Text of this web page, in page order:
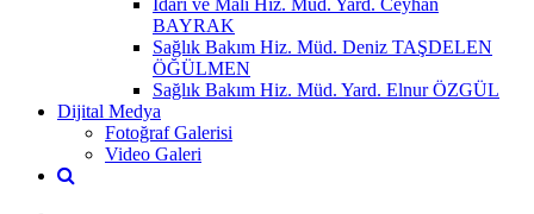
BAYRAK
Sağlık Bakım Hiz. Müd. Deniz TAŞDELEN
ÖĞÜLMEN
Sağlık Bakım Hiz. Müd. Yard. Elnur ÖZGÜL
Dijital Medya
Fotoğraf Galerisi
Video Galeri